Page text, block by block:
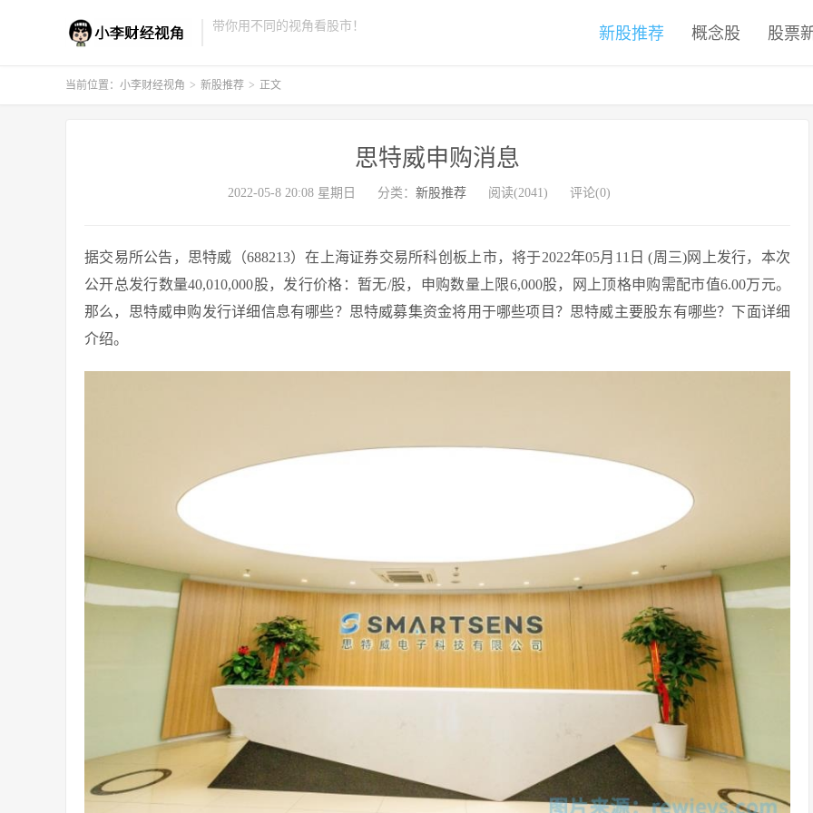
带你用不同的视角看股市！ 新股推荐 概念股 股票
当前位置： 小李财经视角 > 新股推荐 > 正文
思特威申购消息
2022-05-8 20:08 星期日 分类： 新股推荐 阅读(2041) 评论(0)
据交易所公告，思特威（688213）在上海证券交易所科创板上市，将于2022年05月11日 (周三)网上发行，本次
公开总发行数量40,010,000股，发行价格：暂无/股，申购数量上限6,000股，网上顶格申购需配市值6.00万元。
那么，思特威申购发行详细信息有哪些？思特威募集资金将用于哪些项目？思特威主要股东有哪些？下面详细
介绍。